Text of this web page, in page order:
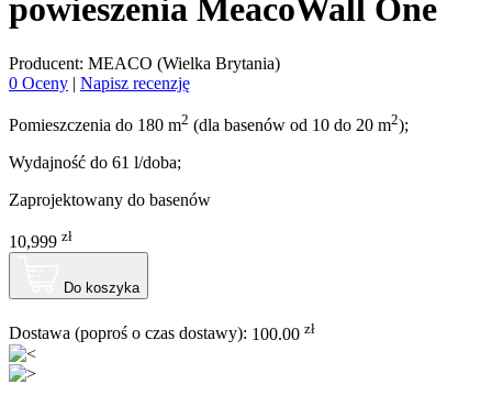
powieszenia MeacoWall One
Producent: MEACO (Wielka Brytania)
0 Oceny | Napisz recenzję
Pomieszczenia do 180 m2 (dla basenów od 10 do 20 m2);
Wydajność do 61 l/doba;
Zaprojektowany do basenów
10,999 zł
Do koszyka
Dostawa (poproś o czas dostawy): 100.00 zł